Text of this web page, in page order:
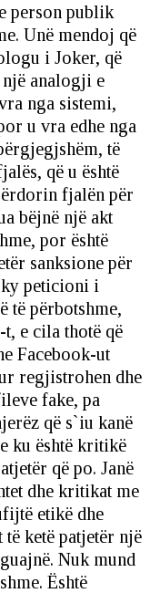
person publik
Unë mendoj që
i Joker, që
një analogji e
nga sistemi,
u vra edhe nga
të
që u është
fjalën për
bëjnë një akt
por është
sanksione për
ky peticioni i
të përbotshme,
e cila thotë që
Facebook-ut
regjistrohen dhe
fake, pa
që s`iu kanë
ku është kritikë
që po. Janë
dhe kritikat me
etikë dhe
ketë patjetër një
Nuk mund
Është